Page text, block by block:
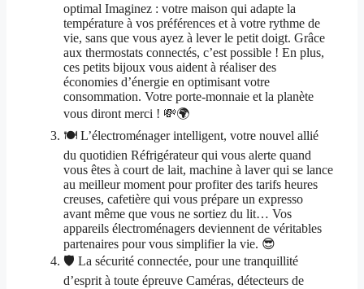
optimal Imaginez : votre maison qui adapte la
température à vos préférences et à votre rythme de
vie, sans que vous ayez à lever le petit doigt. Grâce
aux thermostats connectés, c’est possible ! En plus,
ces petits bijoux vous aident à réaliser des
économies d’énergie en optimisant votre
consommation. Votre porte-monnaie et la planète
vous diront merci ! 💸🌍
🍽️ L’électroménager intelligent, votre nouvel allié
du quotidien Réfrigérateur qui vous alerte quand
vous êtes à court de lait, machine à laver qui se lance
au meilleur moment pour profiter des tarifs heures
creuses, cafetière qui vous prépare un expresso
avant même que vous ne sortiez du lit… Vos
appareils électroménagers deviennent de véritables
partenaires pour vous simplifier la vie. 😎
🛡️ La sécurité connectée, pour une tranquillité
d’esprit à toute épreuve Caméras, détecteurs de